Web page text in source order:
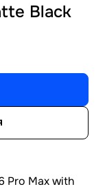
Black
Pro Max with